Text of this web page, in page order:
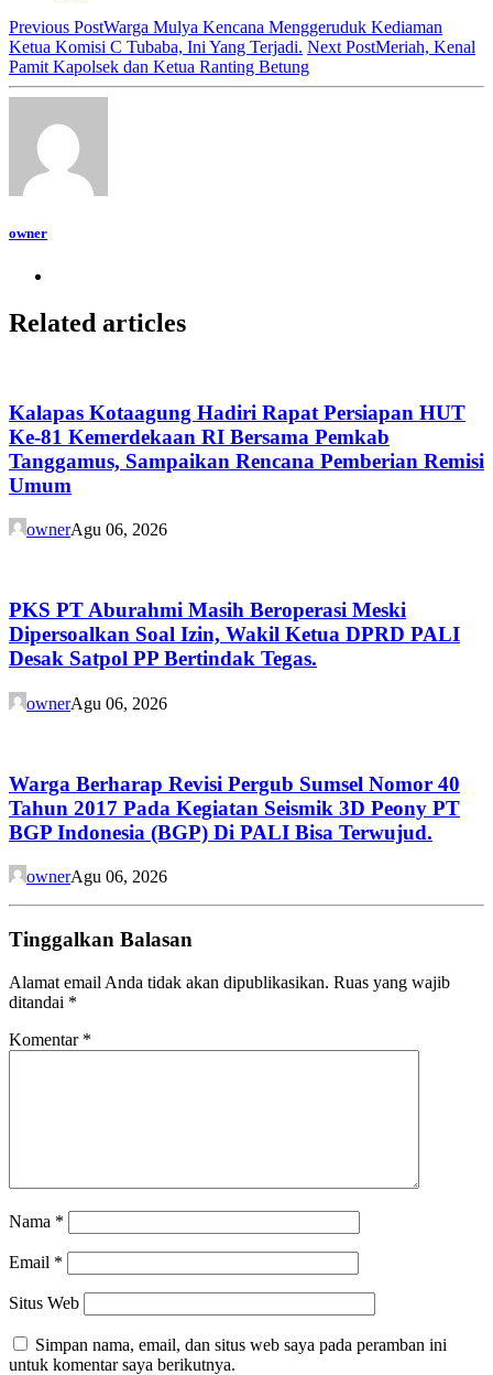
Previous PostWarga Mulya Kencana Menggeruduk Kediaman
Ketua Komisi C Tubaba, Ini Yang Terjadi. Next PostMeriah, Kenal
Pamit Kapolsek dan Ketua Ranting Betung
owner
Related articles
Kalapas Kotaagung Hadiri Rapat Persiapan HUT
Ke-81 Kemerdekaan RI Bersama Pemkab
Tanggamus, Sampaikan Rencana Pemberian Remisi
Umum
ownerAgu 06, 2026
PKS PT Aburahmi Masih Beroperasi Meski
Dipersoalkan Soal Izin, Wakil Ketua DPRD PALI
Desak Satpol PP Bertindak Tegas.
ownerAgu 06, 2026
Warga Berharap Revisi Pergub Sumsel Nomor 40
Tahun 2017 Pada Kegiatan Seismik 3D Peony PT
BGP Indonesia (BGP) Di PALI Bisa Terwujud.
ownerAgu 06, 2026
Tinggalkan Balasan
Alamat email Anda tidak akan dipublikasikan. Ruas yang wajib
ditandai *
Komentar *
Nama *
Email *
Situs Web
Simpan nama, email, dan situs web saya pada peramban ini
untuk komentar saya berikutnya.